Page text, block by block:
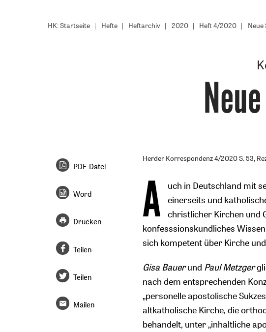
HK: Startseite Hefte Heftarchiv 2020 Heft 4/2020
Herder Korrespondenz 4/2020 S. 53,
A
uch in Deutschland mit
einerseits und
christlicher Kirchen und
konfesssionskundliches
sich kompetent über Kirche
Gisa Bauerund Paul Metzger
nach dem entsprechenden
„personelle apostolische
altkatholische Kirche, die
behandelt, unter „inhaltliche
PDF-Datei
Word
Drucken
Teilen
Teilen
Mailen